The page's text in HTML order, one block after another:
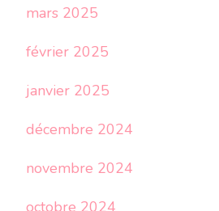
mars 2025
février 2025
janvier 2025
décembre 2024
novembre 2024
octobre 2024